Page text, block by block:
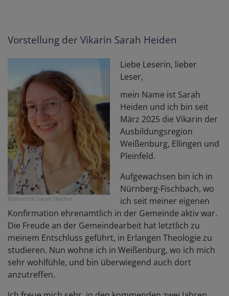
Vorstellung der Vikarin Sarah Heiden
Bildrechte Sarah Heiden
Liebe Leserin, lieber
Leser,
mein Name ist Sarah
Heiden und ich bin seit
März 2025 die Vikarin der
Ausbildungsregion
Weißenburg, Ellingen und
Pleinfeld.
Aufgewachsen bin ich in
Nürnberg-Fischbach, wo
ich seit meiner eigenen
Konfirmation ehrenamtlich in der Gemeinde aktiv war.
Die Freude an der Gemeindearbeit hat letztlich zu
meinem Entschluss geführt, in Erlangen Theologie zu
studieren. Nun wohne ich in Weißenburg, wo ich mich
sehr wohlfühle, und bin überwiegend auch dort
anzutreffen.